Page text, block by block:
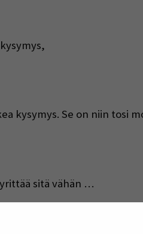
kysymys. Se on niin tosi
sitä vähän …